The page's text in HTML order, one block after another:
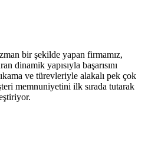
bir şekilde yapan firmamız,
dinamik yapısıyla başarısını
ve türevleriyle alakalı pek çok
memnuniyetini ilk sırada tutarak